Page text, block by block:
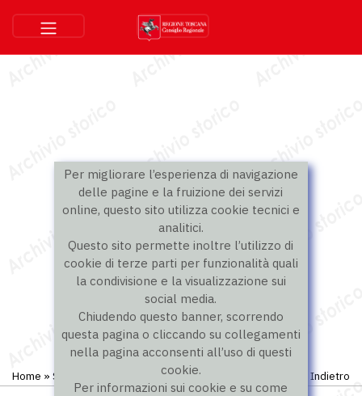
Per migliorare l’esperienza di navigazione
delle pagine e la fruizione dei servizi
online, questo sito utilizza cookie tecnici e
analitici.
Questo sito permette inoltre l’utilizzo di
cookie di terze parti per funzionalità quali
la condivisione e la visualizzazione sui
social media.
Chiudendo questo banner, scorrendo
questa pagina o cliccando su collegamenti
nella pagina acconsenti all’uso di questi
cookie.
Per informazioni sui cookie e su come
Home » Storico IV legislatura»Consiglieri Indietro